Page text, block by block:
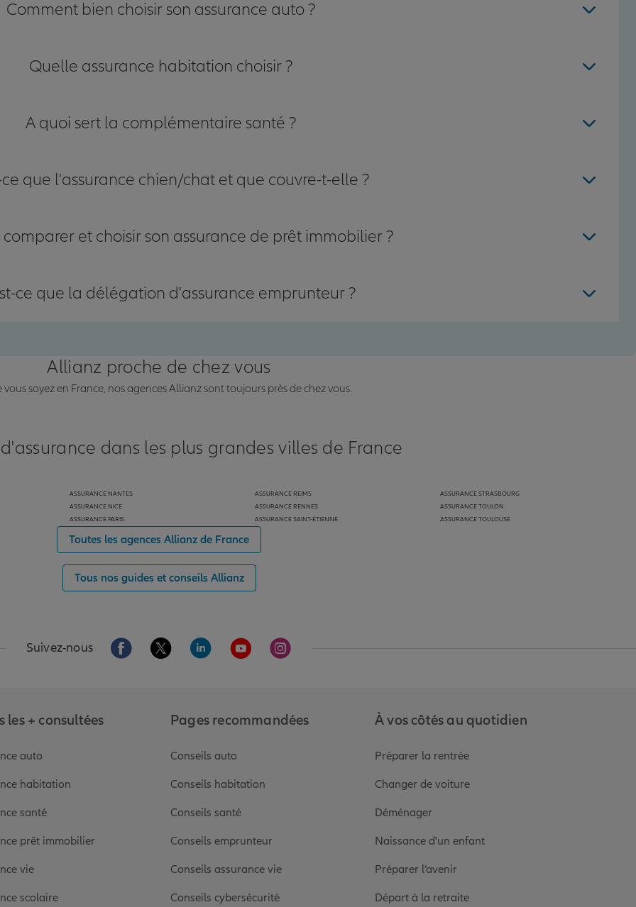
Comment bien choisir son assurance auto ?
Quelle assurance habitation choisir ?
A quoi sert la complémentaire santé ?
que l'assurance chien/chat et que couvre-t-elle ?
et choisir son assurance de prêt immobilier ?
ce que la délégation d'assurance emprunteur ?
Allianz proche de chez vous
vous soyez en France, nos agences Allianz sont toujours près de chez vous.
dans les plus grandes villes de France
ASSURANCE NANTES
ASSURANCE NICE
ASSURANCE PARIS
ASSURANCE REIMS
ASSURANCE RENNES
ASSURANCE SAINT-ÉTIENNE
ASSURANCE STRASBOURG
ASSURANCE TOULON
ASSURANCE TOULOUSE
Toutes les agences Allianz de France
Tous nos guides et conseils Allianz
Suivez-nous Aller sur la page Facebook de Allianz
Aller sur la page Twitter de Allianz
Aller sur la page Linkedin de Allianz
Aller sur la page Youtube de Allianz
Aller sur la page Instagram de Allianz
les + consultées
auto
habitation
santé
prêt immobilier
vie
scolaire
Pages recommandées
Conseils auto
Conseils habitation
Conseils santé
Conseils emprunteur
Conseils assurance vie
Conseils cybersécurité
À vos côtés au quotidien
Préparer la rentrée
Changer de voiture
Déménager
Naissance d'un enfant
Préparer l’avenir
Départ à la retraite